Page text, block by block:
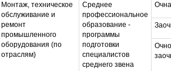
Монтаж, техническое
обслуживание и
ремонт
промышленного
оборудования (по
отраслям)
Среднее
профессиональное
образование -
программы
подготовки
специалистов
среднего звена